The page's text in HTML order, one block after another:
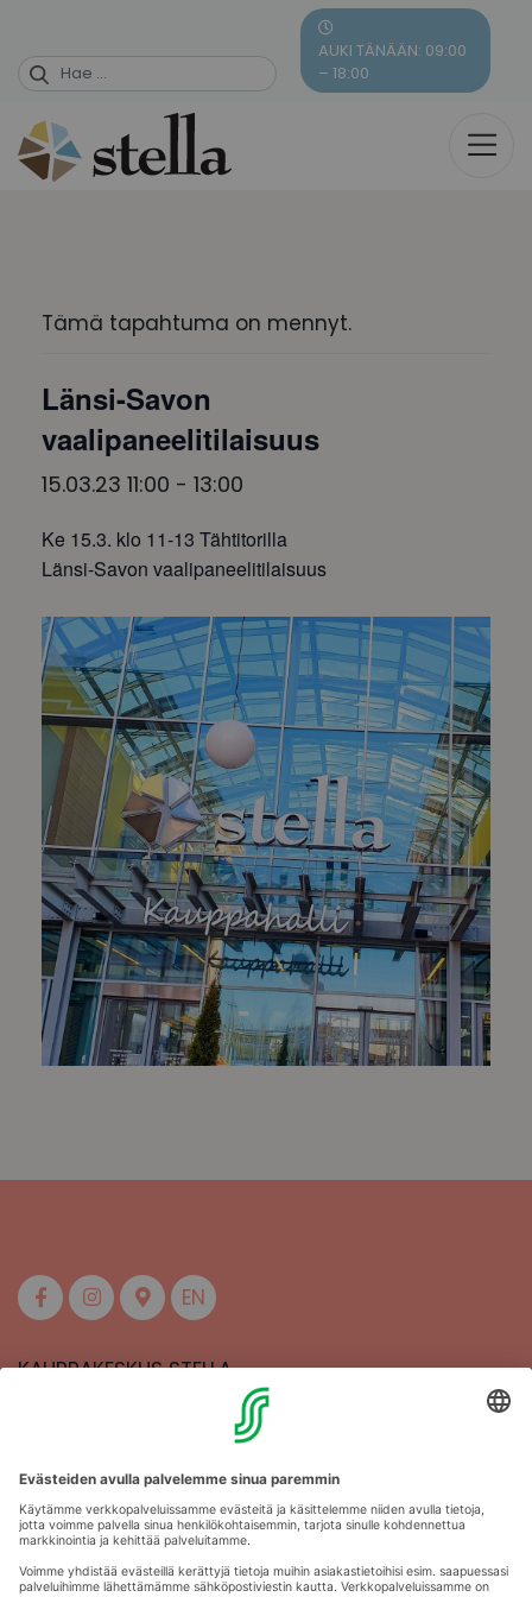
content
AUKI TÄNÄÄN: 09:00
– 18:00
Tämä tapahtuma on mennyt.
Länsi-Savon
vaalipaneelitilaisuus
15.03.23 11:00 - 13:00
Ke 15.3. klo 11-13 Tähtitorilla
Länsi-Savon vaalipaneelitilaisuus
EN
KAUPPAKESKUS STELLA
Aukioloajat
Anna palautetta
Kartat